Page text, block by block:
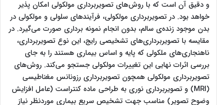
و دقیق آن است که با روش‌های تصویربرداری مولکولی امکان پذیر
خواهد بود. در تصویربرداری مولکولی، فرآیندهای سلولی و مولکولی در
بدن موجود زنده‌ی سالم، بدون انجام نمونه برداری صورت می‌گیرد. در
مقایسه با تصویربرداری‌های تشخیصی رایج، این نوع تصویربرداری،
ناهنجاری‌های ملکولی که پایه و اساس بیماری هستند را به جای
بررسی اثرات نهایی این تغییرات مولکولی جستجو می‌کند. روش‌های
تصویربرداری مولکولی همچون تصویربرداری رزونانس مغناطیسی
(MRI) و تصویربرداری نوری به طراحی ماده کنتراست (عامل افزایش
وضوح تصویر) مناسب جهت تشخیص سریع بیماری موردنظر نیاز